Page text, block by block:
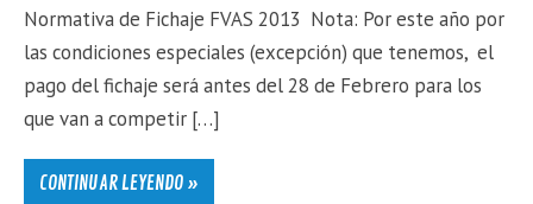
Normativa de Fichaje FVAS 2013 Nota: Por este año por
las condiciones especiales (excepción) que tenemos, el
pago del fichaje será antes del 28 de Febrero para los
que van a competir […]
CONTINUAR LEYENDO »